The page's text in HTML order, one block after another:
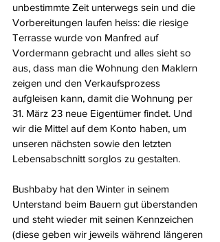
unbestimmte Zeit unterwegs sein und die
Vorbereitungen laufen heiss: die riesige
Terrasse wurde von Manfred auf
Vordermann gebracht und alles sieht so
aus, dass man die Wohnung den Maklern
zeigen und den Verkaufsprozess
aufgleisen kann, damit die Wohnung per
31. März 23 neue Eigentümer findet. Und
wir die Mittel auf dem Konto haben, um
unseren nächsten sowie den letzten
Lebensabschnitt sorglos zu gestalten.
Bushbaby hat den Winter in seinem
Unterstand beim Bauern gut überstanden
und steht wieder mit seinen Kennzeichen
(diese geben wir jeweils während längeren